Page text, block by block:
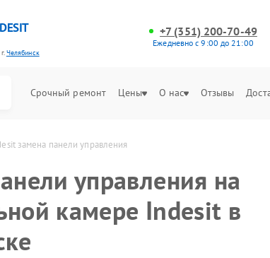
Челябинск
+7 (351) 200-70-49
Ежедневно с 9:00 до 21:00
Срочный ремонт Цены О нас Отзывы
замена панели управления
управления на
камере Indesit в